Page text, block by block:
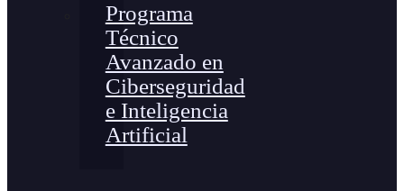
Programa
Técnico
Avanzado en
Ciberseguridad
e Inteligencia
Artificial